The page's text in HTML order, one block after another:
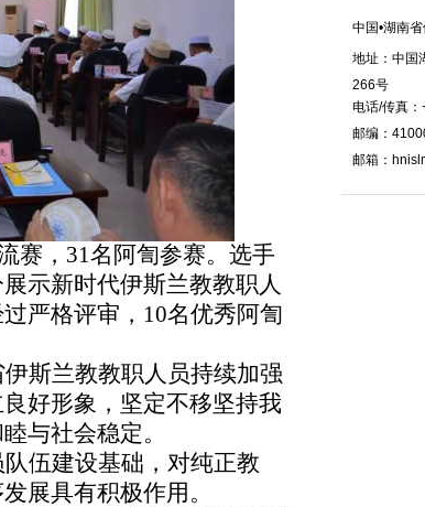
地址：中国
266号
中国•湖南
电话/传真
邮编：
邮箱：
赛，31名阿訇参赛。选手
示新时代伊斯兰教教职人
严格评审，10名优秀阿訇
斯兰教教职人员持续加强
好形象，坚定不移坚持我
与社会稳定。
伍建设基础，对纯正教
展具有积极作用。